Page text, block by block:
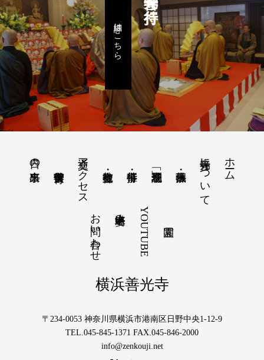
詳細はこちら
ホーム
善光寺について
交通アクセス
日々の出来事
YOUTUBE
塔婆申込み
お問い合わせ
横浜善光寺
〒234-0053 神奈川県横浜市港南区日野中央1-12-9
TEL.045-845-1371 FAX.045-846-2000
info@zenkouji.net